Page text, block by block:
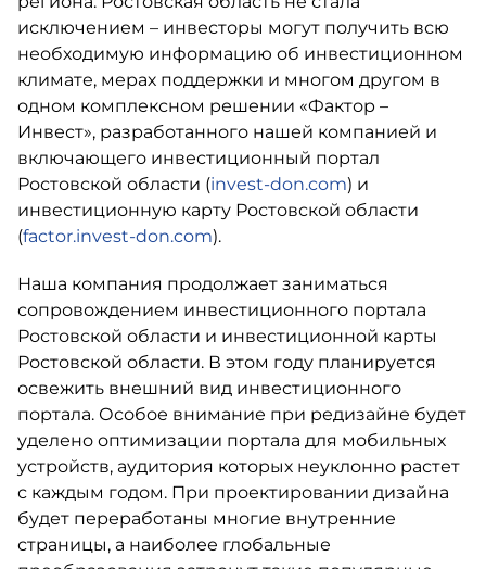
исключением – инвесторы могут получить всю
необходимую информацию об инвестиционном
климате, мерах поддержки и многом другом в
одном комплексном решении «Фактор –
Инвест», разработанного нашей компанией и
включающего инвестиционный портал
Ростовской области (invest-don.com) и
инвестиционную карту Ростовской области
(factor.invest-don.com).
Наша компания продолжает заниматься
сопровождением инвестиционного портала
Ростовской области и инвестиционной карты
Ростовской области. В этом году планируется
освежить внешний вид инвестиционного
портала. Особое внимание при редизайне будет
уделено оптимизации портала для мобильных
устройств, аудитория которых неуклонно растет
с каждым годом. При проектировании дизайна
будет переработаны многие внутренние
страницы, а наиболее глобальные